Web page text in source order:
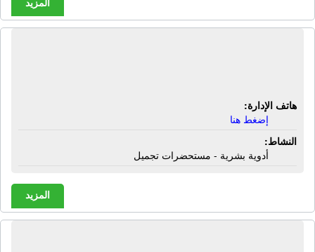
هاتف الإدارة:
إضغط هنا
النشاط:
أدوية بشرية - مستحضرات تجميل
المزيد